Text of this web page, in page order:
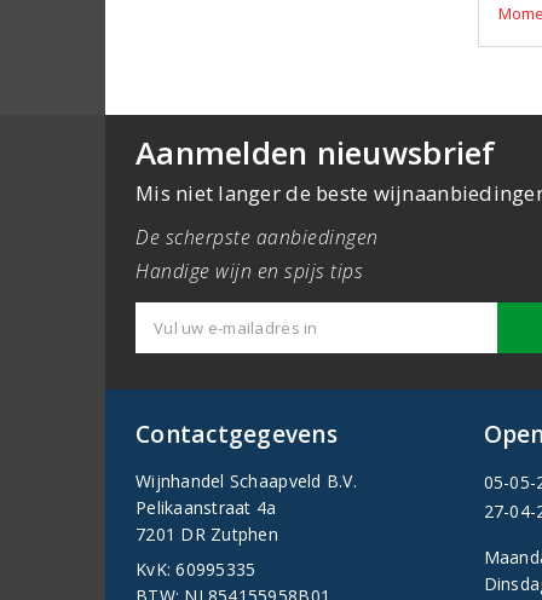
Aanmelden nieuwsbrief
Mis niet langer de beste
De scherpste aanbiedingen
Handige wijn en spijs tips
Contactgegevens
Wijnhandel Schaapveld B.V.
Pelikaanstraat 4a
7201 DR Zutphen
KvK: 60995335
05-05-
27-04-